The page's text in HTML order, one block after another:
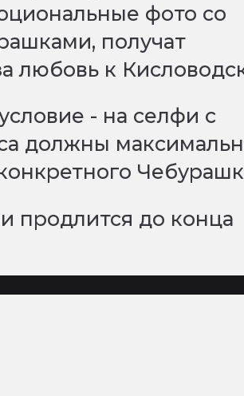
фото со
получат
любовь к
- на селфи с
должны
продлится до конца